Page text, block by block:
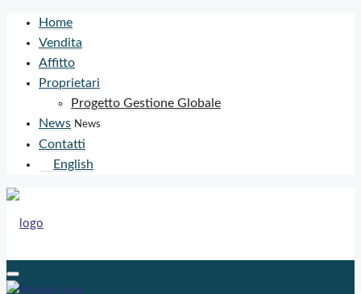
Home
Vendita
Affitto
Proprietari
Progetto Gestione Globale
News News
Contatti
English